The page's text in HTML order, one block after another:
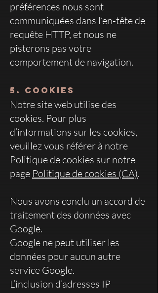
préférences nous sont
communiquées dans l’en-tête de
requête HTTP, et nous ne
pisterons pas votre
comportement de navigation.
5. Cookies
Notre site web utilise des
cookies. Pour plus
d’informations sur les cookies,
veuillez vous référer à notre
Politique de cookies sur notre
page Politique de cookies (CA).
Nous avons conclu un accord de
traitement des données avec
Google.
Google ne peut utiliser les
données pour aucun autre
service Google.
L’inclusion d’adresses IP